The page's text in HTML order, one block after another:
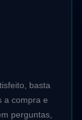
basta
a compra e
perguntas,